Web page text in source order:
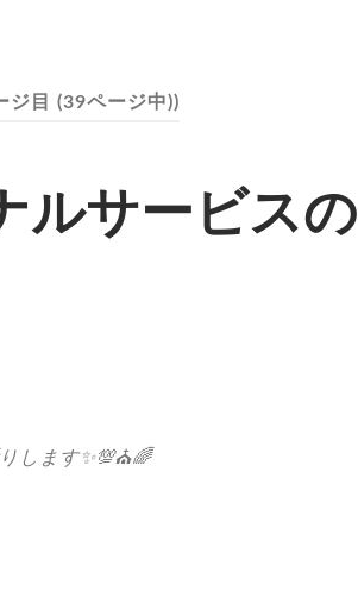
ジ目 (39ページ中))
ルサービスの
します✨💯⛪️🌈